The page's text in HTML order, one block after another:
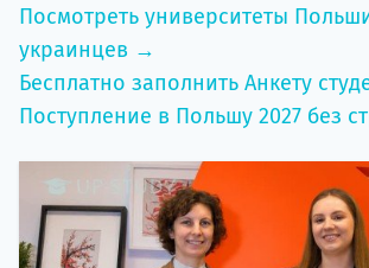
Посмотреть университеты
украинцев →
Бесплатно заполнить Анкету
Поступление в Польшу 2027 без